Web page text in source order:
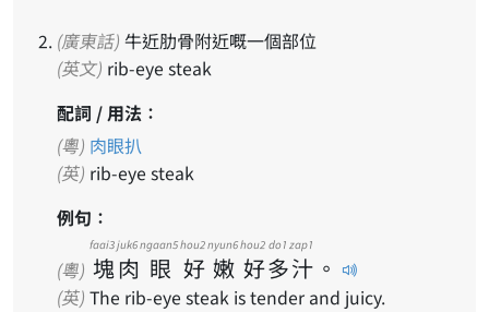
(廣東話) 牛近肋骨附近嘅一個部位
(英文) rib-eye steak
配詞 / 用法：
(粵) 肉眼扒
(英) rib-eye steak
例句：
(粵) 塊
faai3
肉
juk6
眼
ngaan5
好
hou2
嫩
nyun6
好
hou2
多
do1
汁
zap1
。
(英) The rib-eye steak is tender and juicy.